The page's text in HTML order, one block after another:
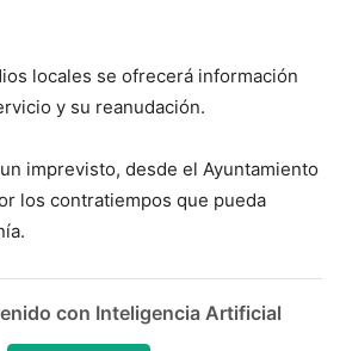
locales se ofrecerá información
y su reanudación.
imprevisto, desde el Ayuntamiento
los contratiempos que pueda
con Inteligencia Artificial